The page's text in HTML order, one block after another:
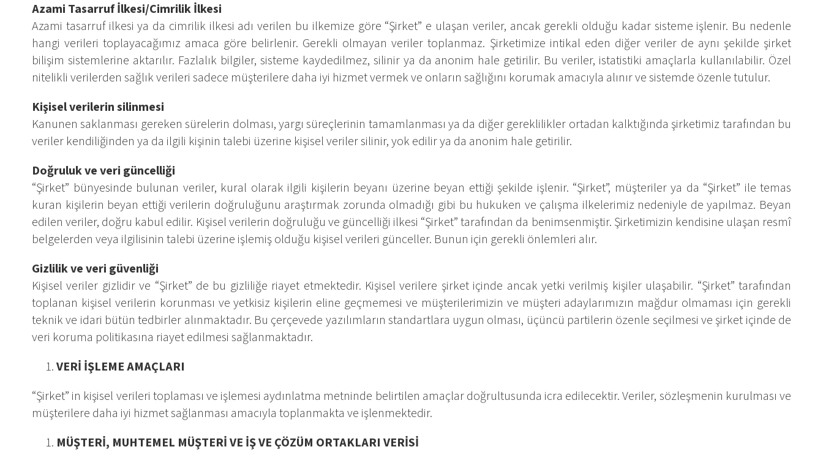
Azami Tasarruf İlkesi/Cimrilik İlkesi
Azami tasarruf ilkesi ya da cimrilik ilkesi adı verilen bu ilkemize göre “Şirket” e ulaşan veriler, ancak gerekli olduğu kadar sisteme işlenir. Bu nedenle
hangi verileri toplayacağımız amaca göre belirlenir. Gerekli olmayan veriler toplanmaz. Şirketimize intikal eden diğer veriler de aynı şekilde şirket
bilişim sistemlerine aktarılır. Fazlalık bilgiler, sisteme kaydedilmez, silinir ya da anonim hale getirilir. Bu veriler, istatistiki amaçlarla kullanılabilir. Özel
nitelikli verilerden sağlık verileri sadece müşterilere daha iyi hizmet vermek ve onların sağlığını korumak amacıyla alınır ve sistemde özenle tutulur.
Kişisel verilerin silinmesi
Kanunen saklanması gereken sürelerin dolması, yargı süreçlerinin tamamlanması ya da diğer gereklilikler ortadan kalktığında şirketimiz tarafından bu
veriler kendiliğinden ya da ilgili kişinin talebi üzerine kişisel veriler silinir, yok edilir ya da anonim hale getirilir.
Doğruluk ve veri güncelliği
“Şirket” bünyesinde bulunan veriler, kural olarak ilgili kişilerin beyanı üzerine beyan ettiği şekilde işlenir. “Şirket”, müşteriler ya da “Şirket” ile temas
kuran kişilerin beyan ettiği verilerin doğruluğunu araştırmak zorunda olmadığı gibi bu hukuken ve çalışma ilkelerimiz nedeniyle de yapılmaz. Beyan
edilen veriler, doğru kabul edilir. Kişisel verilerin doğruluğu ve güncelliği ilkesi “Şirket” tarafından da benimsenmiştir. Şirketimizin kendisine ulaşan resmî
belgelerden veya ilgilisinin talebi üzerine işlemiş olduğu kişisel verileri günceller. Bunun için gerekli önlemleri alır.
Gizlilik ve veri güvenliği
Kişisel veriler gizlidir ve “Şirket” de bu gizliliğe riayet etmektedir. Kişisel verilere şirket içinde ancak yetki verilmiş kişiler ulaşabilir. “Şirket” tarafından
toplanan kişisel verilerin korunması ve yetkisiz kişilerin eline geçmemesi ve müşterilerimizin ve müşteri adaylarımızın mağdur olmaması için gerekli
teknik ve idari bütün tedbirler alınmaktadır. Bu çerçevede yazılımların standartlara uygun olması, üçüncü partilerin özenle seçilmesi ve şirket içinde de
veri koruma politikasına riayet edilmesi sağlanmaktadır.
VERİ İŞLEME AMAÇLARI
“Şirket” in kişisel verileri toplaması ve işlemesi aydınlatma metninde belirtilen amaçlar doğrultusunda icra edilecektir. Veriler, sözleşmenin kurulması ve
müşterilere daha iyi hizmet sağlanması amacıyla toplanmakta ve işlenmektedir.
MÜŞTERİ, MUHTEMEL MÜŞTERİ VE İŞ VE ÇÖZÜM ORTAKLARI VERİSİ